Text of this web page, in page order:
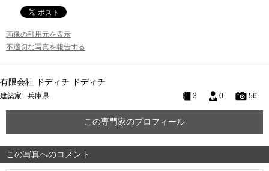
画像の引用元を表示
不適切な写真を報告する
有限会社 ドディチ ドディチ
建築家 兵庫県 3 0 56
この専門家のプロフィール
この写真へのコメント